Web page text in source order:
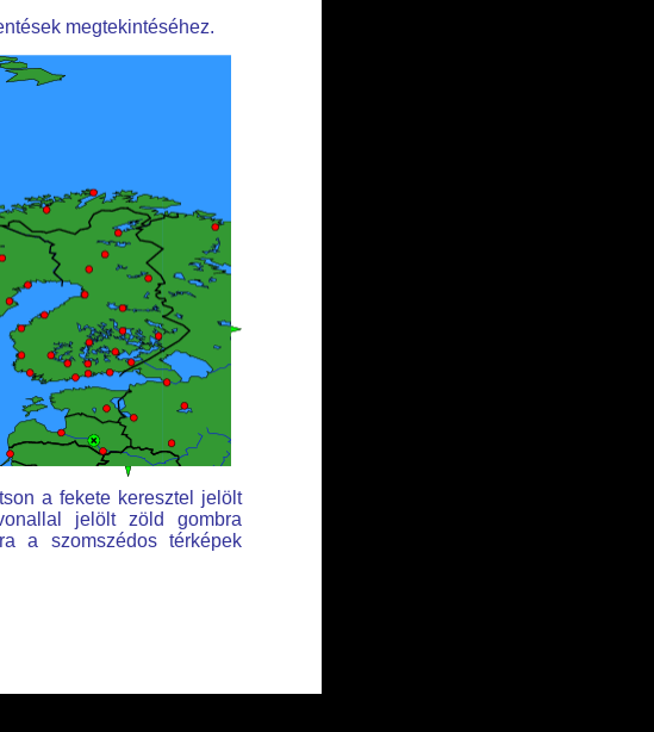
megtekintéséhez.
a fekete keresztel jelölt
jelölt zöld gombra
a szomszédos térképek